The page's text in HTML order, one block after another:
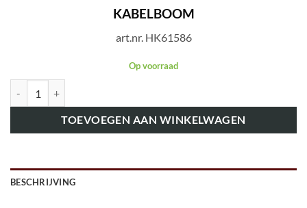
KABELBOOM
art.nr. HK61586
Op voorraad
TOEVOEGEN AAN WINKELWAGEN
BESCHRIJVING